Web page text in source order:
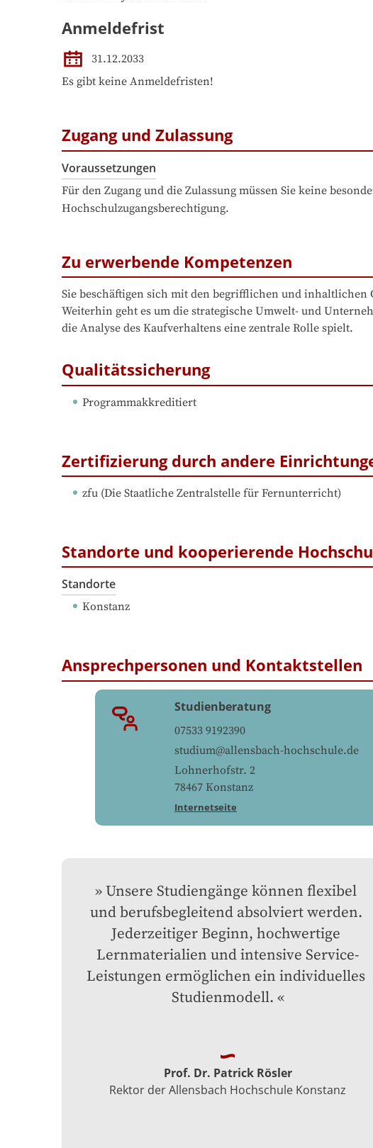
Anmeldefrist
31.12.2033
Es gibt keine Anmeldefristen!
Zugang und Zulassung
Voraussetzungen
Für den Zugang und die Zulassung müssen Sie keine
Hochschulzugangsberechtigung.
Zu erwerbende Kompetenzen
Sie beschäftigen sich mit den begrifflichen und
Weiterhin geht es um die strategische Umwelt- und
die Analyse des Kaufverhaltens eine zentrale Rolle spielt.
Qualitätssicherung
Programmakkreditiert
Zertifizierung durch andere
zfu (Die Staatliche Zentralstelle für Fernunterricht)
Standorte und kooperierende
Standorte
Konstanz
Ansprechpersonen und Kontaktstellen
Studienberatung
07533 9192390
studium@allensbach-hochschule.de
Lohnerhofstr. 2
78467 Konstanz
Internetseite
Unsere Studiengänge können flexibel
und berufsbegleitend absolviert werden.
Jederzeitiger Beginn, hochwertige
Lernmaterialien und intensive Service-
Leistungen ermöglichen ein individuelles
Studienmodell.
Prof. Dr. Patrick Rösler
Rektor der Allensbach Hochschule Konstanz